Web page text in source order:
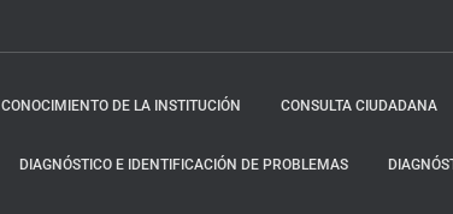
CONOCIMIENTO DE LA INSTITUCIÓN CONSULTA CIUDADANA
DIAGNÓSTICO E IDENTIFICACIÓN DE PROBLEMAS